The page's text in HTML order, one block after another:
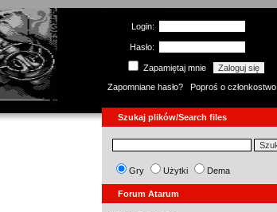
Login:
Hasło:
Zapamiętaj mnie
Zapomniane hasło?
Poproś o członkostwo
Szukaj plików/Search files
Gry Użytki Dema
Forum Atarum